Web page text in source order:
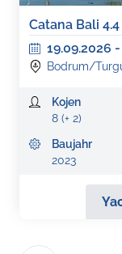
Catana Bali 4.4
19.09.2026 -
Bodrum/
Kojen
8 (+ 2)
Baujahr
2023